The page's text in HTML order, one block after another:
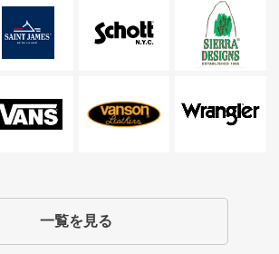
一覧を見る